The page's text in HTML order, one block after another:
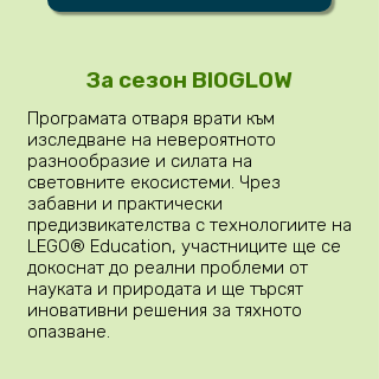
За сезон BIOGLOW
Програмата отваря врати към
изследване на невероятното
разнообразие и силата на
световните екосистеми. Чрез
забавни и практически
предизвикателства с технологиите на
LEGO® Education, участниците ще се
докоснат до реални проблеми от
науката и природата и ще търсят
иновативни решения за тяхното
опазване.